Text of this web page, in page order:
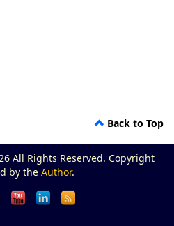
Back to Top
All Rights Reserved. Copyright
by the Author.